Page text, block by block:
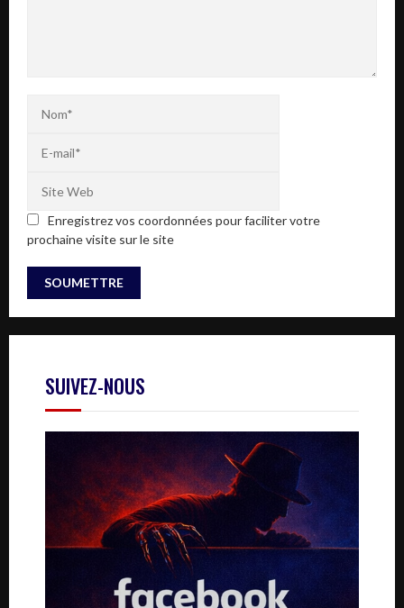
Enregistrez vos coordonnées pour faciliter votre
prochaine visite sur le site
SUIVEZ-NOUS